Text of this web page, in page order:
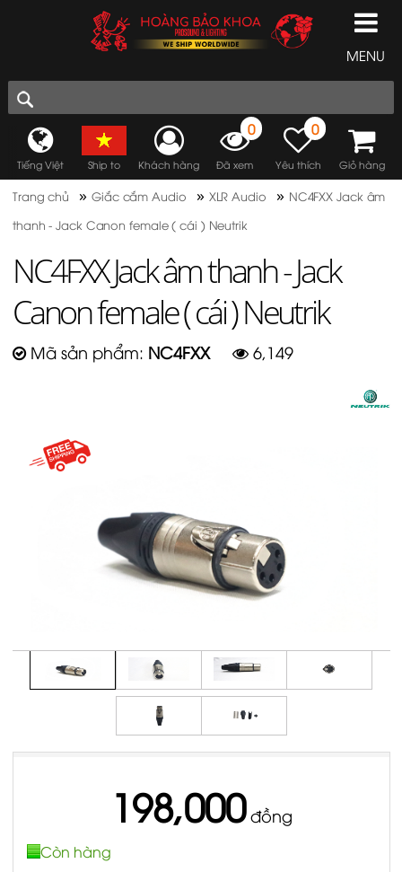
MENU
Tiếng Việt Ship to Khách hàng
0
Đã xem
0
Yêu thích Giỏ hàng
Trang chủ »Giắc cắm Audio » XLR Audio » NC4FXX Jack âm
thanh - Jack Canon female ( cái ) Neutrik
NC4FXX Jack âm thanh - Jack
Canon female ( cái ) Neutrik
Mã sản phẩm: NC4FXX 6,149
198,000đồng
Còn hàng